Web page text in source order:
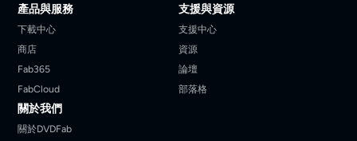
產品與服務
下載中心
商店
Fab365
FabCloud
支援與資源
支援中心
資源
論壇
部落格
關於我們
關於DVDFab